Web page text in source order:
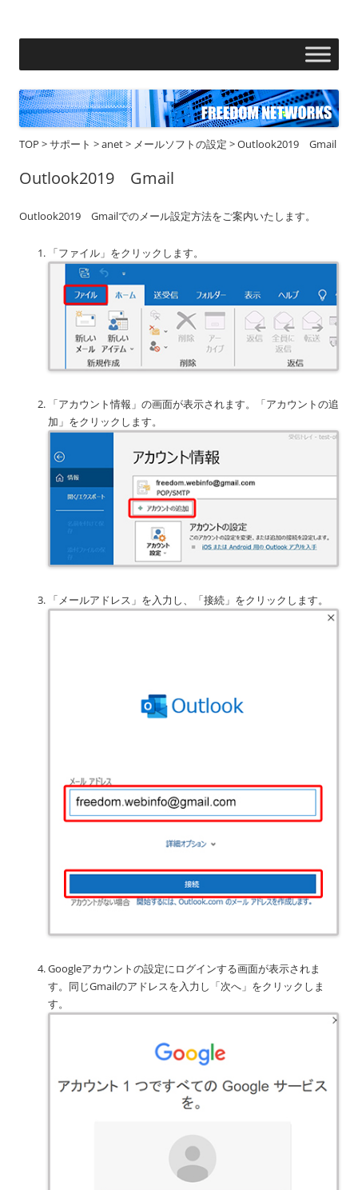
コ
ン
へ
ス
キ
ッ
TOP >サポート >anet> メールソフトの設定 >Outlook2019 Gmail
Outlook2019 Gmail
Outlook2019 Gmailでのメール設定方法をご案内いたします。
「ファイル」をクリックします。
「アカウント情報」の画面が表示されます。「アカウントの追
加」をクリックします。
「メールアドレス」を入力し、「接続」をクリックします。
Googleアカウントの設定にログインする画面が表示されま
す。同じGmailのアドレスを入力し「次へ」をクリックしま
す。